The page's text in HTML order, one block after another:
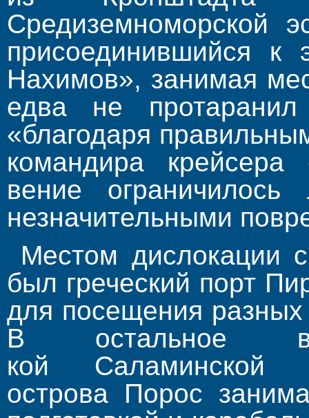
Средиземноморской
присоединившийся к
Нахимов», занимая
едва не
«благодаря
ко­мандира
вение
незначительными
Местом дислокации
был гречес­кий порт
для посещения разных
В остальное
кой
острова Порос